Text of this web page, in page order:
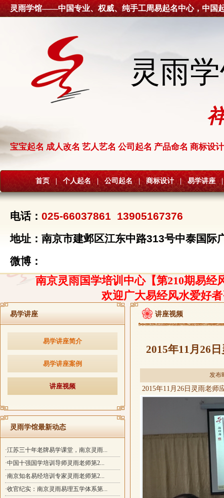
灵雨学馆——中国专业、权威、纯手工周易起名中心，中国
灵雨
宝宝起名 成人改名 艺人艺名 公司起名 产品命名 商标设计
首页 | 个人起名 | 公司起名 | 商标设计 | 易学讲座 |
电话： 025-66037861 13905167376
地址：南京市建邺区江东中路313号中泰国际
微博：
南京灵雨国学培训中心【第210期易经
欢迎广大易经风水爱好
易学讲座
易学讲座简介
易学讲座案例
讲座视频
灵雨学馆最新动态
·江苏三十年老牌易学课堂，南京灵雨...
·中国十强国学培训导师灵雨老师第2...
·南京知名易经培训专家灵雨老师第2...
·收官纪实：南京灵雨易理五学体系第...
讲座视频
2015年11月26
发布
2015年11 月 26 日灵雨老师